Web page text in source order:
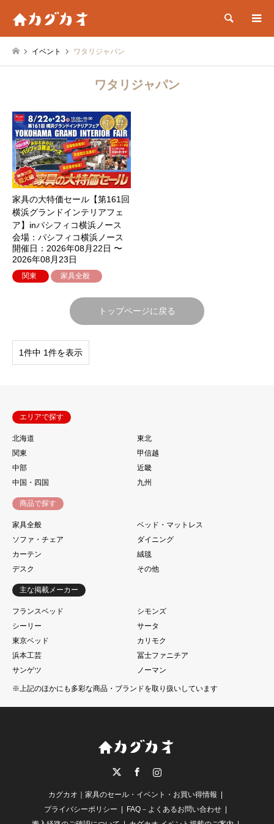
検索
イベント ワタリジャパン
ワタリジャパン
家具の大特価セール【第161回
横浜グランドインテリアフェ
ア】inパシフィコ横浜ノース
会場：パシフィコ横浜ノース
開催日：2026年08月22日 〜
2026年08月23日
関東 家具全般
トップページに戻る
1件中 1件を表示
エリアで探す
北海道
東北
関東
甲信越
中部
近畿
中国・四国
九州
商品で探す
家具全般
ベッド・マットレス
ソファ・チェア
ダイニング
カーテン
絨毯
デスク
その他
主な掲載メーカー
フランスベッド
シモンズ
シーリー
サータ
東京ベッド
カリモク
浜本工芸
冨士ファニチア
サンゲツ
ノーマン
※上記のほかにも多彩な商品・ブランドを取り扱いしています
カグカオ｜家具のセール・イベント・お買い得情報
プライバシーポリシー
FAQ－よくあるお問い合わせ